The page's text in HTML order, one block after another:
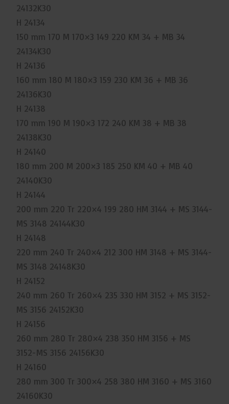
24132K30
H 24134
150 mm 170 M 170×3 149 220 KM 34 + MB 34
24134K30
H 24136
160 mm 180 M 180×3 159 230 KM 36 + MB 36
24136K30
H 24138
170 mm 190 M 190×3 172 240 KM 38 + MB 38
24138K30
H 24140
180 mm 200 M 200×3 185 250 KM 40 + MB 40
24140K30
H 24144
200 mm 220 Tr 220×4 199 280 HM 3144 + MS 3144-
MS 3148 24144K30
H 24148
220 mm 240 Tr 240×4 212 300 HM 3148 + MS 3144-
MS 3148 24148K30
H 24152
240 mm 260 Tr 260×4 235 330 HM 3152 + MS 3152-
MS 3156 24152K30
H 24156
260 mm 280 Tr 280×4 238 350 HM 3156 + MS
3152-MS 3156 24156K30
H 24160
280 mm 300 Tr 300×4 258 380 HM 3160 + MS 3160
24160K30